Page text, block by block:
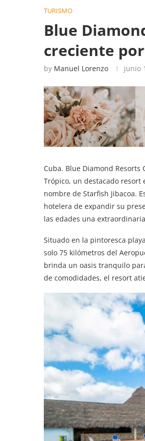
TURISMO
Blue
creciente
by Manuel Lorenzo junio
Cuba. Blue Diamond
Trópico, un destacado resort
nombre de Starfish Jibacoa.
hotelera de expandir su
las edades una
Situado en la pintoresca
solo 75 kilómetros del
brinda un oasis tranquilo
de comodidades, el resort